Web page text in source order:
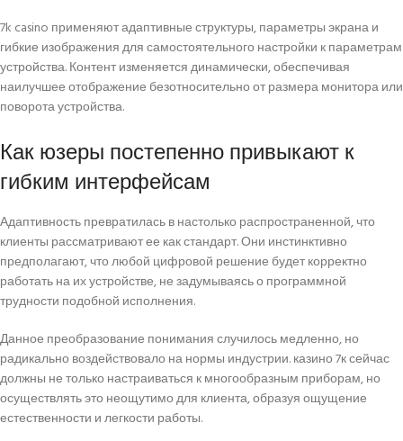
7k casino применяют адаптивные структуры, параметры экрана и
гибкие изображения для самостоятельного настройки к параметрам
устройства. Контент изменяется динамически, обеспечивая
наилучшее отображение безотносительно от размера монитора или
поворота устройства.
Как юзеры постепенно привыкают к
гибким интерфейсам
Адаптивность превратилась в настолько распространенной, что
клиенты рассматривают ее как стандарт. Они инстинктивно
предполагают, что любой цифровой решение будет корректно
работать на их устройстве, не задумываясь о программной
трудности подобной исполнения.
Данное преобразование понимания случилось медленно, но
радикально воздействовало на нормы индустрии. казино 7к сейчас
должны не только настраиваться к многообразным приборам, но
осуществлять это неощутимо для клиента, образуя ощущение
естественности и легкости работы.